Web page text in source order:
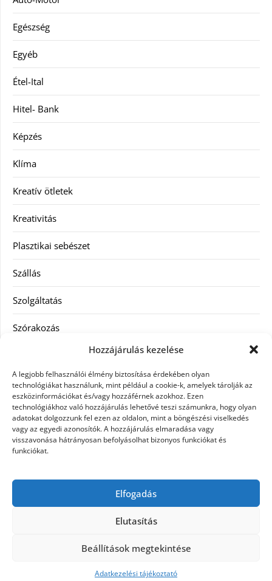
Hozzájárulás kezelése
A legjobb felhasználói élmény biztosítása érdekében olyan
technológiákat használunk, mint például a cookie-k, amelyek tárolják az
eszközinformációkat és/vagy hozzáférnek azokhoz. Ezen
technológiákhoz való hozzájárulás lehetővé teszi számunkra, hogy olyan
adatokat dolgozzunk fel ezen az oldalon, mint a böngészési viselkedés
vagy az egyedi azonosítók. A hozzájárulás elmaradása vagy
visszavonása hátrányosan befolyásolhat bizonyos funkciókat és
funkciókat.
Elfogadás
Elutasítás
Beállítások megtekintése
Adatkezelési tájékoztató
Egészség
Egyéb
Étel-Ital
Hitel- Bank
Képzés
Klíma
Kreatív ötletek
Kreativitás
Plasztikai sebészet
Szállás
Szolgáltatás
Szórakozás
Vásárlás
Víztisztítás
Webáruház
hátfájás kezelése műkörmös eszközök szemészeti betegségek
WordPress Theme